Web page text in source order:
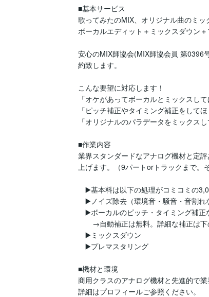
■基本サービス
歌ってみたのMIX、オリジナル曲のミ
ボーカルエディット＋ミックスダウン＋
安心のMIX師協会(MIX師協会員 第0396
約致します。
こんな要望に対応します！
「オケがあってボーカルとミックスして
「ピッチ補正やタイミング補正をしてほ
「オリジナルのパラデータをミックスし
■作業内容
業界スタンダードなアナログ機材と定
上げます。（9パートorトラックまで。
▶️基本料は以下の処理がコミコミの
▶️ノイズ除去（環境音・騒音・音割れ
▶️ボーカルのピッチ・タイミング補正
→自動補正は無料。詳細な補正は下
▶️ミックスダウン
▶️プレマスタリング
■機材と環境
商用クラスのアナログ機材と先進的で
詳細はプロフィールご参照ください。